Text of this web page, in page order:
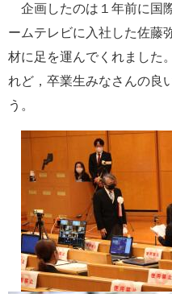
企画したのは１年前に国
ームテレビに入社した佐藤
材に足を運んでくれました
れど，卒業生みなさんの良
う。